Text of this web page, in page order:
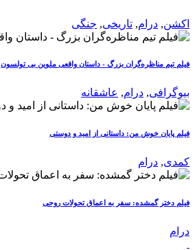
اکشن, درام, تاریخی, جنگی
فیلم تیم مناظره‌گران بزرگ - داستان واقعی ملوین بی تولسون
بیوگرافی, درام, عاشقانه
فیلم پایان خوش من: داستانی از امید و دوستی
کمدی, درام
فیلم دختر گمشده: سفر به اعماق تحولات روحی
درام